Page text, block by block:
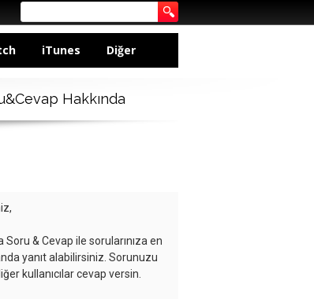
iTunes Diğer
Hakkında
Soru & Cevap ile sorularınıza en
yanıt alabilirsiniz. Sorunuzu
kullanıcılar cevap versin.